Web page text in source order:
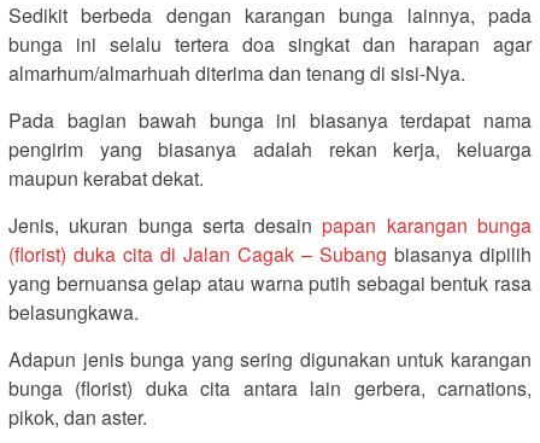
Sedikit berbeda dengan karangan bunga lainnya, pada
bunga ini selalu tertera doa singkat dan harapan agar
almarhum/almarhuah diterima dan tenang di sisi-Nya.
Pada bagian bawah bunga ini biasanya terdapat nama
pengirim yang biasanya adalah rekan kerja, keluarga
maupun kerabat dekat.
Jenis, ukuran bunga serta desainpapan karangan bunga
(florist) duka cita di Jalan Cagak – Subang biasanya dipilih
yang bernuansa gelap atau warna putih sebagai bentuk rasa
belasungkawa.
Adapun jenis bunga yang sering digunakan untuk karangan
bunga (florist) duka cita antara lain gerbera, carnations,
pikok, dan aster.